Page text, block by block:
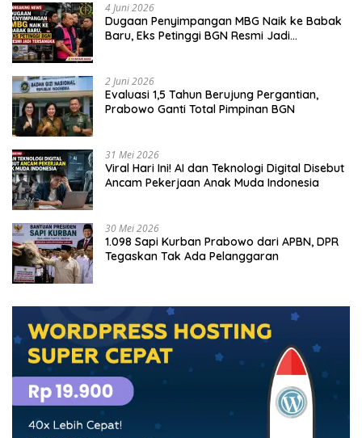
4 Juni 2026
Dugaan Penyimpangan MBG Naik ke Babak
Baru, Eks Petinggi BGN Resmi Jadi
2 Juni 2026
Evaluasi 1,5 Tahun Berujung Pergantian,
Prabowo Ganti Total Pimpinan BGN
31 Mei 2026
Viral Hari Ini! AI dan Teknologi Digital Disebut
Ancam Pekerjaan Anak Muda Indonesia
30 Mei 2026
1.098 Sapi Kurban Prabowo dari APBN, DPR
Tegaskan Tak Ada Pelanggaran